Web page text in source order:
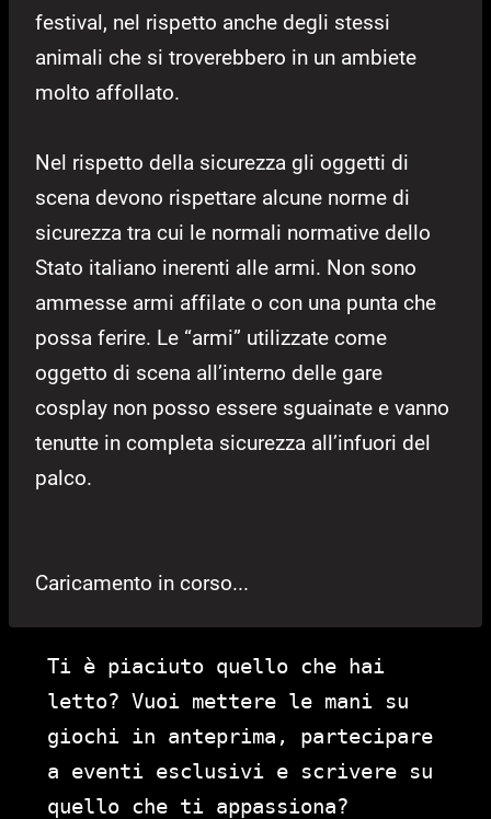
festival, nel rispetto anche degli stessi
animali che si troverebbero in un ambiete
molto affollato.
Nel rispetto della sicurezza gli oggetti di
scena devono rispettare alcune norme di
sicurezza tra cui le normali normative dello
Stato italiano inerenti alle armi. Non sono
ammesse armi affilate o con una punta che
possa ferire. Le “armi” utilizzate come
oggetto di scena all’interno delle gare
cosplay non posso essere sguainate e vanno
tenutte in completa sicurezza all’infuori del
palco.
Caricamento in corso...
Ti è piaciuto quello che hai
letto? Vuoi mettere le mani su
giochi in anteprima, partecipare
a eventi esclusivi e scrivere su
quello che ti appassiona?